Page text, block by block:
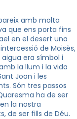
amb molta
que ens porta fins
en el desert una
de Moisès,
era símbol i
la llum i la vida
Joan i les
Són tres passos
ha de ser
la nostra
de ser fills de Déu.